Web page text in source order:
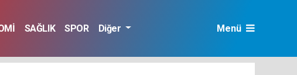
SAĞLIK SPOR Diğer Menü